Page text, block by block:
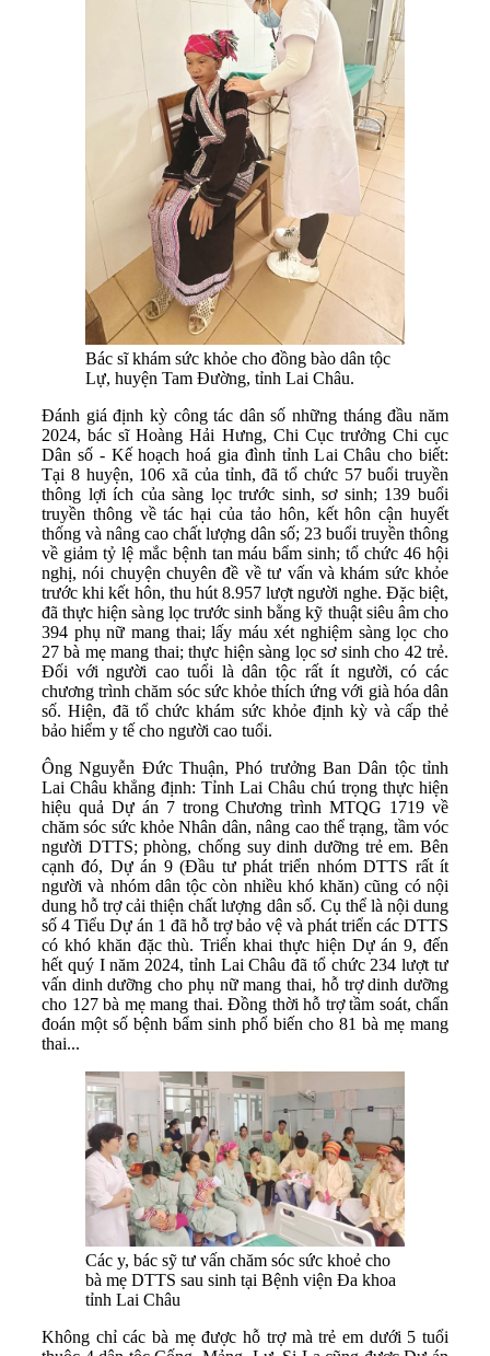
Bác sĩ khám sức khỏe cho đồng bào dân tộc
Lự, huyện Tam Đường, tỉnh Lai Châu.
Đánh giá định kỳ công tác dân số những tháng đầu năm
2024, bác sĩ Hoàng Hải Hưng, Chi Cục trưởng Chi cục
Dân số - Kế hoạch hoá gia đình tỉnh Lai Châu cho biết:
Tại 8 huyện, 106 xã của tỉnh, đã tổ chức 57 buổi truyền
thông lợi ích của sàng lọc trước sinh, sơ sinh; 139 buổi
truyền thông về tác hại của tảo hôn, kết hôn cận huyết
thống và nâng cao chất lượng dân số; 23 buổi truyền thông
về giảm tỷ lệ mắc bệnh tan máu bẩm sinh; tổ chức 46 hội
nghị, nói chuyện chuyên đề về tư vấn và khám sức khỏe
trước khi kết hôn, thu hút 8.957 lượt người nghe. Đặc biệt,
đã thực hiện sàng lọc trước sinh bằng kỹ thuật siêu âm cho
394 phụ nữ mang thai; lấy máu xét nghiệm sàng lọc cho
27 bà mẹ mang thai; thực hiện sàng lọc sơ sinh cho 42 trẻ.
Đối với người cao tuổi là dân tộc rất ít người, có các
chương trình chăm sóc sức khỏe thích ứng với già hóa dân
số. Hiện, đã tổ chức khám sức khỏe định kỳ và cấp thẻ
bảo hiểm y tế cho người cao tuổi.
Ông Nguyễn Đức Thuận, Phó trưởng Ban Dân tộc tỉnh
Lai Châu khẳng định: Tỉnh Lai Châu chú trọng thực hiện
hiệu quả Dự án 7 trong Chương trình MTQG 1719 về
chăm sóc sức khỏe Nhân dân, nâng cao thể trạng, tầm vóc
người DTTS; phòng, chống suy dinh dưỡng trẻ em. Bên
cạnh đó, Dự án 9 (Đầu tư phát triển nhóm DTTS rất ít
người và nhóm dân tộc còn nhiều khó khăn) cũng có nội
dung hỗ trợ cải thiện chất lượng dân số. Cụ thể là nội dung
số 4 Tiểu Dự án 1 đã hỗ trợ bảo vệ và phát triển các DTTS
có khó khăn đặc thù. Triển khai thực hiện Dự án 9, đến
hết quý I năm 2024, tỉnh Lai Châu đã tổ chức 234 lượt tư
vấn dinh dưỡng cho phụ nữ mang thai, hỗ trợ dinh dưỡng
cho 127 bà mẹ mang thai. Đồng thời hỗ trợ tầm soát, chẩn
đoán một số bệnh bẩm sinh phổ biến cho 81 bà mẹ mang
thai...
Các y, bác sỹ tư vấn chăm sóc sức khoẻ cho
bà mẹ DTTS sau sinh tại Bệnh viện Đa khoa
tỉnh Lai Châu
Không chỉ các bà mẹ được hỗ trợ mà trẻ em dưới 5 tuổi